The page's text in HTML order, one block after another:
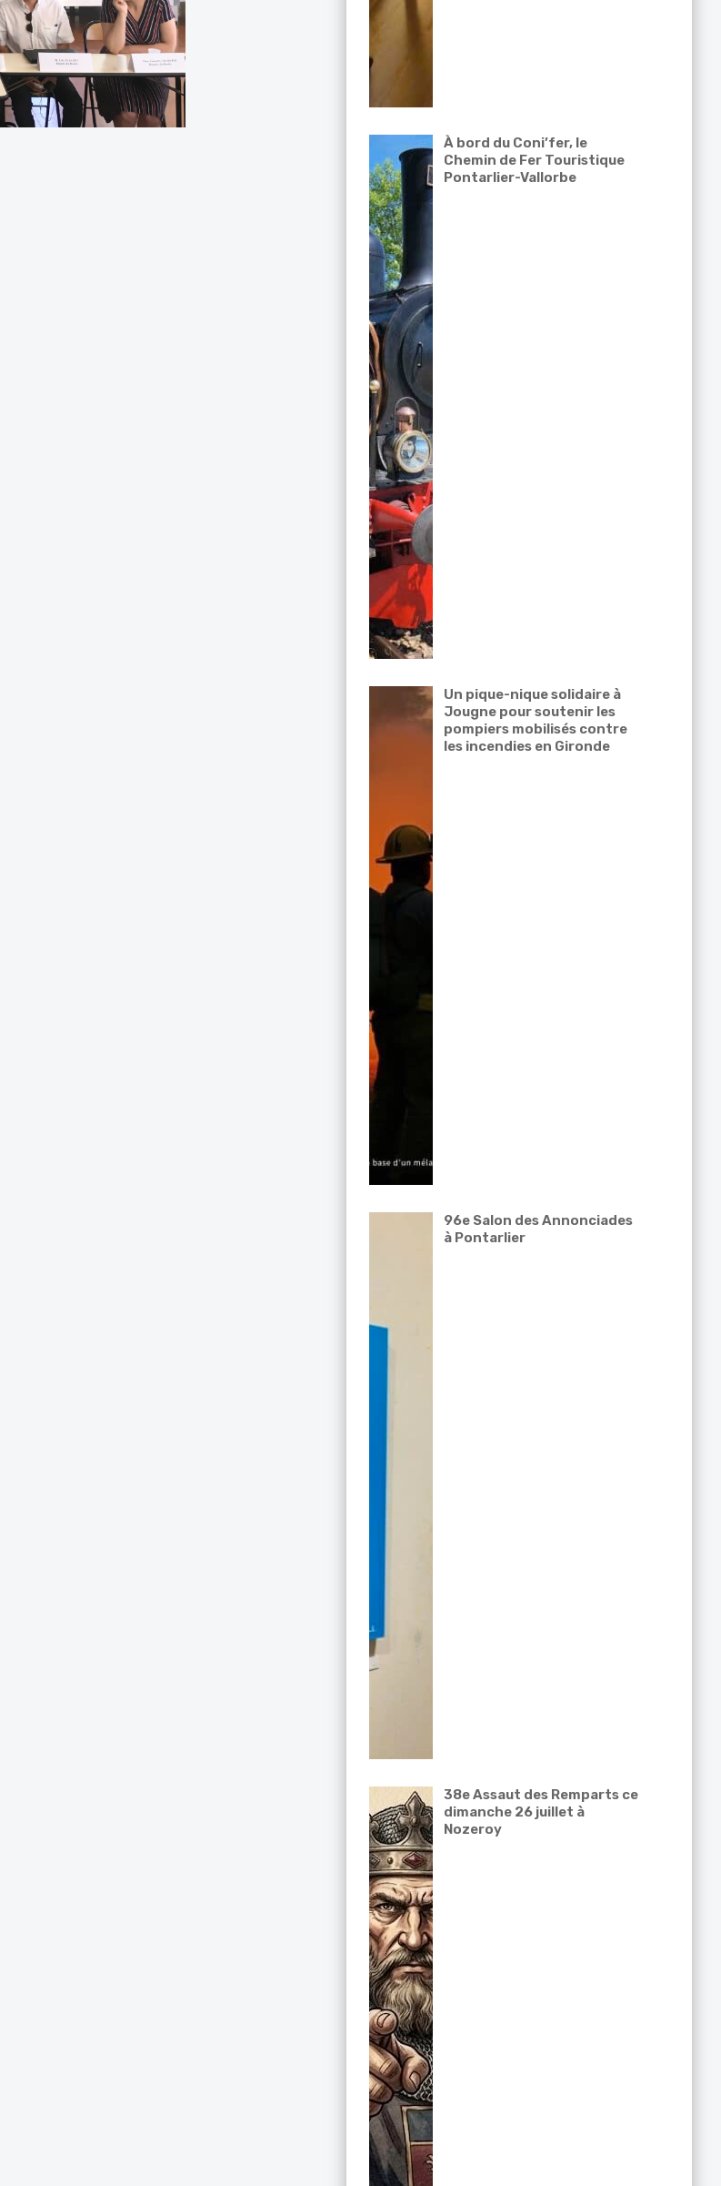
À bord du Coni’fer, le
Chemin de Fer Touristique
Pontarlier-Vallorbe
Un pique-nique solidaire à
Jougne pour soutenir les
pompiers mobilisés contre
les incendies en Gironde
96e Salon des Annonciades
à Pontarlier
38e Assaut des Remparts ce
dimanche 26 juillet à
Nozeroy